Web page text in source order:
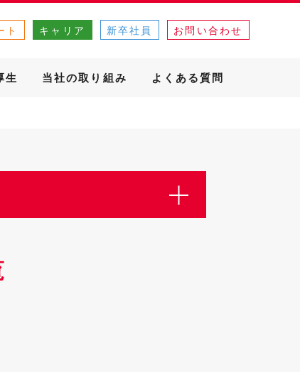
ト キャリア 新卒社員 お問い合わせ
生 当社の取り組み よくある質問